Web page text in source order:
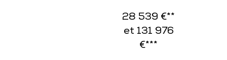
28 539 €**
et 131 976
€***